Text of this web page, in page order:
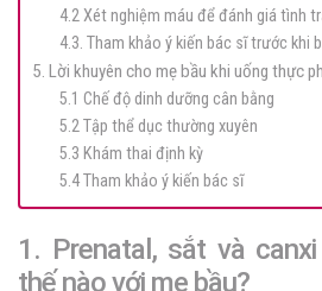
4.2 Xét nghiệm máu để đánh giá tình
4.3. Tham khảo ý kiến bác sĩ trước khi
5. Lời khuyên cho mẹ bầu khi uống thực
5.1 Chế độ dinh dưỡng cân bằng
5.2 Tập thể dục thường xuyên
5.3 Khám thai định kỳ
5.4 Tham khảo ý kiến bác sĩ
1. Prenatal, sắt và
thế nào với mẹ bầu?